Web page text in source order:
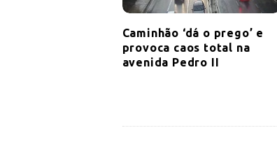
Caminhão ‘dá o prego’ e
provoca caos total na
avenida Pedro II